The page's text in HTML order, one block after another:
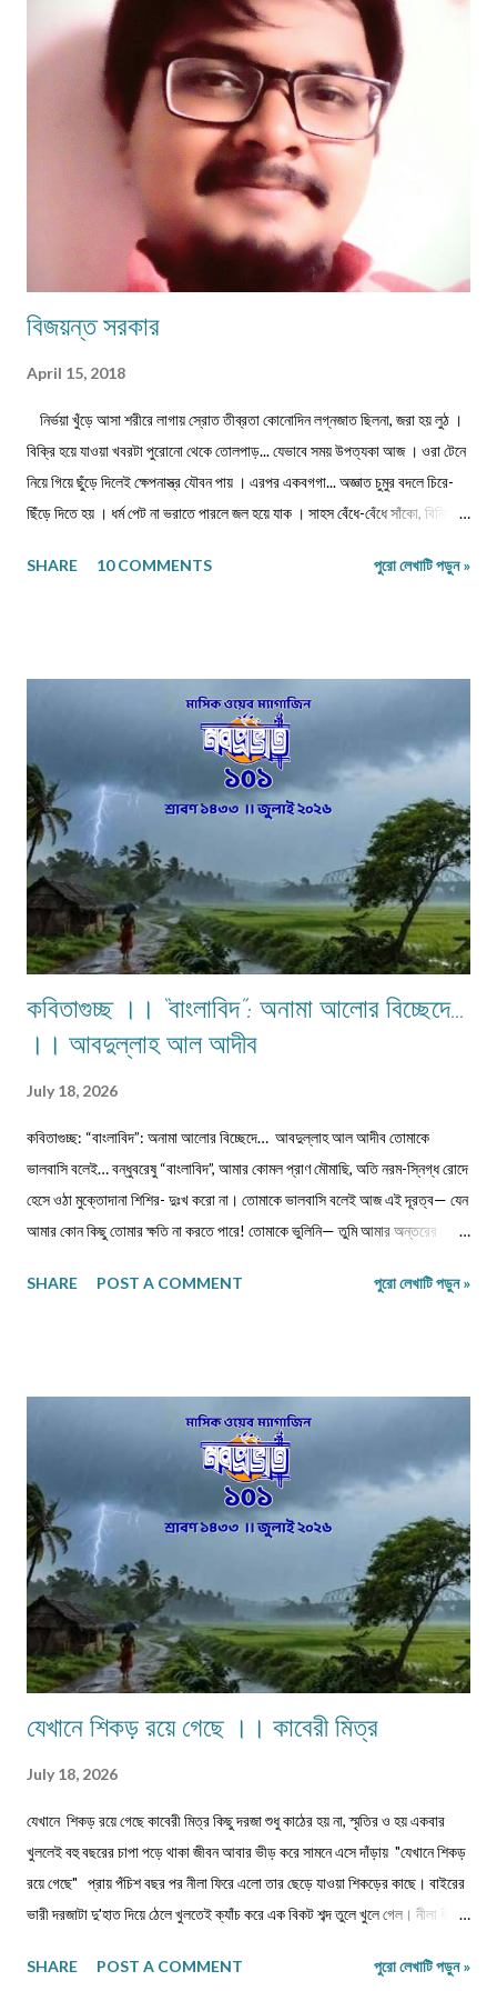
।। সুমন বিপ্লব ফিচার ।। চা দিবস ।। অশোক বন্দ্যোপাধ্যায় ফিচার ।। বর্তমান
প্রেক্ষাপটে আন্তর্জাতিক জীববৈচিত্... রম্যনাটিকা ।। পাত্র দেখা ।। সুশীল বন্দ্যোপাধ্যায়
ভ্রমণকাহিনি মাজান্দারান: কাস্পিয়ান সাগরের তীর... ঝরণার গান শুনতে ।। ...
বিজয়ন্ত সরকার
April 15, 2018
নির্ভয়া খুঁড়ে আসা শরীরে লাগায় স্রোত তীব্রতা কোনোদিন লগ্নজাত ছিলনা, জরা হয় লুঠ ।
বিক্রি হয়ে যাওয়া খবরটা পুরোনো থেকে তোলপাড়... যেভাবে সময় উপত্যকা আজ । ওরা টেনে
নিয়ে গিয়ে ছুঁড়ে দিলেই ক্ষেপনাস্ত্র যৌবন পায় । এরপর একবগগা... অজ্ঞাত চুমুর বদলে চিরে-
ছিঁড়ে দিতে হয় । ধর্ম পেট না ভরাতে পারলে জল হয়ে যাক । সাহস বেঁধে-বেঁধে সাঁকো, বিনিময়ে
মনোত্তমা ঝরা-ঘাম শিউলি... দিনশেষে পাতে রোদ সাজায় রোধহীন । কাল্পনিক চরিত্ররা এখনও
SHARE 10 COMMENTS পুরো লেখাটি পড়ুন »
কবিতাগুচ্ছ ।। “বাংলাবিদ”: অনামা আলোর বিচ্ছেদে…
।। আবদুল্লাহ আল আদীব
July 18, 2026
কবিতাগুচ্ছ: “বাংলাবিদ”: অনামা আলোর বিচ্ছেদে… আবদুল্লাহ আল আদীব তোমাকে
ভালবাসি বলেই… বন্ধুবরেষু “বাংলাবিদ”, আমার কোমল প্রাণ মৌমাছি, অতি নরম-স্নিগ্ধ রোদে
হেসে ওঠা মুক্তোদানা শিশির- দুঃখ করো না। তোমাকে ভালবাসি বলেই আজ এই দূরত্ব— যেন
আমার কোন কিছু তোমার ক্ষতি না করতে পারে! তোমাকে ভুলিনি— তুমি আমার অন্তরের
প্রতিটি নিঃশ্বাসে তোমার নাম প্রকম্পিত হয়, যেন ধারালো ছুরি বুক চিরে রক্ত ঝরায়। ভুলতে
অদৃশ্য, অমোঘ, যেন প্রতিটি ক্ষতচিহ্নে চিরন্তন বসবাস করা এক নিঃশব্দ মৃত্যু। ক্ষত-নিবদ্ধ
বাঁশি… প্রিয় “বাংলাবিদ” আমার, কি এক আশ্চর্য সমর্পণ তন্ময়তা, মোহময় আকর্ষণ, বকুলের
বিহ্বল ঘ্রাণ তোমার সত্তায়! তোমার বিস্তীর্ণ গালিচা থেকে বিদীর্ণ হয়ে আজ আমি বিচ্ছেদের
নিঃ...
SHARE POST A COMMENT পুরো লেখাটি পড়ুন »
যেখানে শিকড় রয়ে গেছে ।। কাবেরী মিত্র
July 18, 2026
যেখানে শিকড় রয়ে গেছে কাবেরী মিত্র কিছু দরজা শুধু কাঠের হয় না, স্মৃতির ও হয় একবার
খুললেই বহু বছরের চাপা পড়ে থাকা জীবন আবার ভীড় করে সামনে এসে দাঁড়ায় "যেখানে শিকড়
রয়ে গেছে" প্রায় পঁচিশ বছর পর নীলা ফিরে এলো তার ছেড়ে যাওয়া শিকড়ের কাছে। বাইরের
ভারী দরজাটা দু'হাত দিয়ে ঠেলে খুলতেই ক্যাঁচ করে এক বিকট শব্দ তুলে খুলে গেল। নীলা ধীরে
থমকে দাঁড়িয়ে আছে। আজও একইভাবে দাঁড়িয়ে আছে উঠোনের একধারে নিজে থেকে বেড়ে
SHARE POST A COMMENT পুরো লেখাটি পড়ুন »